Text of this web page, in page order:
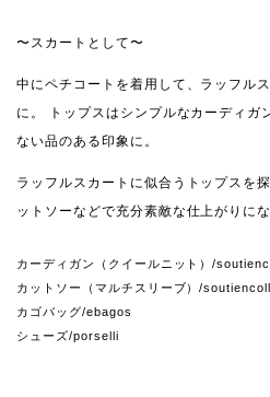
〜スカートとして〜
中にペチコートを着用して、ラッフル
に。
トップスはシンプルなカーディガ
ない品のある印象に。
ラッフルスカートに似合うトップスを
ットソーなどで充分素敵な仕上がりにな
カーディガン（クイールニット）/
カットソー（マルチスリーブ）/
カゴバッグ/ebagos
シューズ/porselli